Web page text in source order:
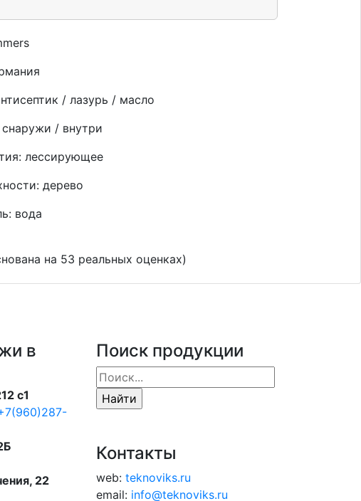
/ лазурь / масло
снаружи / внутри
лессирующее
дерево
вода
на 53 реальных оценках)
в
с1
22
Поиск продукции
Контакты
web: teknoviks.ru
email: info@teknoviks.ru